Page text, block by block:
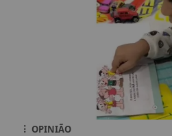
OPINIÃO